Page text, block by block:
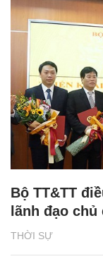
THỜI SỰ
Bộ TT&TT
lãnh đạo chủ